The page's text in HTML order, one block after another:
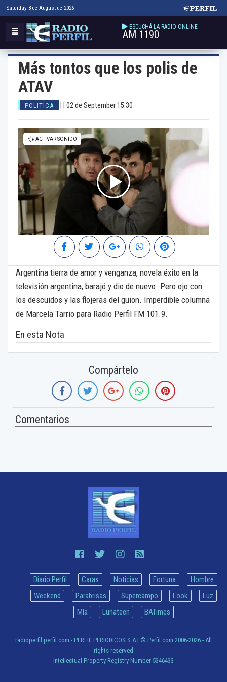
Saturday 8 de August de 2026
ESCUCHÁ LA RADIO ONLINE
AM 1190
Más tontos que los polis de
ATAV
POLITICA 02 de September 15:30
Argentina tierra de amor y venganza, novela éxito en la
televisión argentina, barajó y dio de nuevo. Pero ojo con
los descuidos y las flojeras del guion. Imperdible columna
de Marcela Tarrio para Radio Perfil FM 101.9.
En esta Nota
Compártelo
Comentarios
Diario Perfil Caras Noticias Fortuna
Hombre
Weekend
Parabrisas Supercampo Look
Luz
Mía
Lunateen BATimes
radioperfil.perfil.com - PERFIL PERIODICOS S.A | © Perfil.com 2006-2026 - All
rights reserved
Intellectual Property Registry Number 5346433